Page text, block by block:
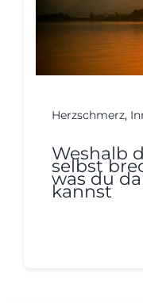
Herzschmerz,
Weshalb
selbst
was du
kannst